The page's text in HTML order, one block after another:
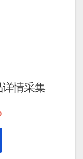
情采集
当
为：